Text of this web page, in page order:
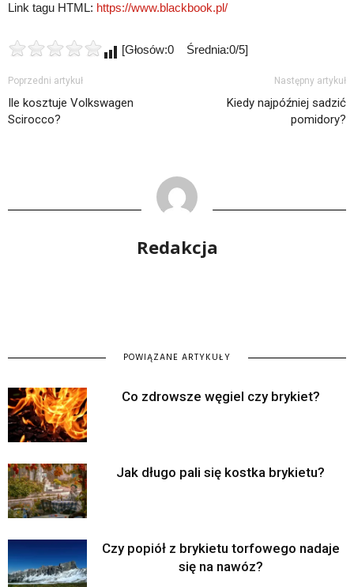
Link tagu HTML: https://www.blackbook.pl/
[Głosów:0 Średnia:0/5]
Poprzedni artykuł
Ile kosztuje Volkswagen
Scirocco?
Następny artykuł
Kiedy najpóźniej sadzić
pomidory?
Redakcja
POWIĄZANE ARTYKUŁY
Co zdrowsze węgiel czy brykiet?
Jak długo pali się kostka brykietu?
Czy popiół z brykietu torfowego nadaje
się na nawóz?